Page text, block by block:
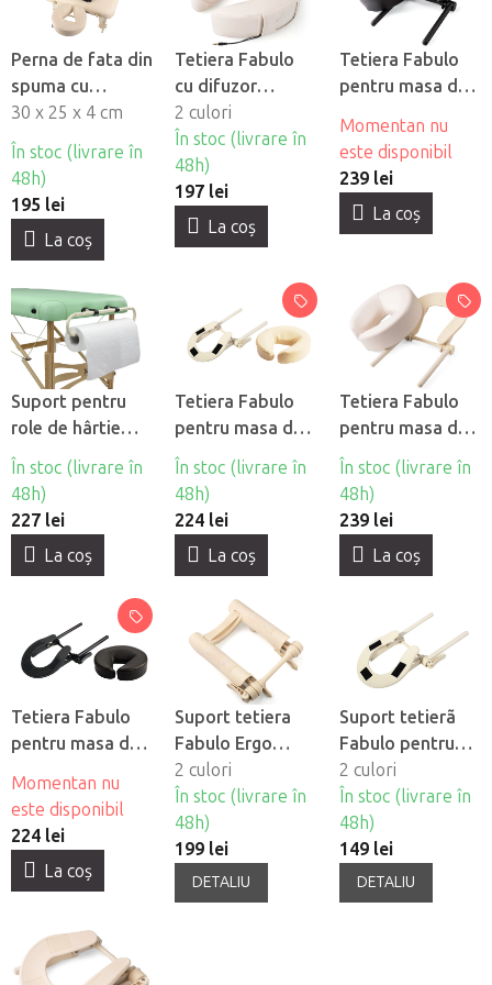
Perna de fata din
spuma cu
memorie
30 x 25 x 4 cm
În stoc (livrare în
48h)
195 lei
La coş
Tetiera Fabulo
cu difuzor
încorporat
2 culori
În stoc (livrare în
48h)
197 lei
La coş
Tetiera Fabulo
pentru masa de
Ergo - negru
Momentan nu
este disponibil
239 lei
La coş
Suport pentru
role de hârtie
HABYS®
În stoc (livrare în
48h)
227 lei
La coş
Tetiera Fabulo
pentru masa de
masaj cu suport -
crema
În stoc (livrare în
48h)
224 lei
La coş
Tetiera Fabulo
pentru masa de
masaj cu suport
Ergo - crema
În stoc (livrare în
48h)
239 lei
La coş
Tetiera Fabulo
pentru masa de
neagra
Momentan nu
este disponibil
224 lei
La coş
Suport tetiera
Fabulo Ergo
Deluxe pentru
masa de masaj
2 culori
În stoc (livrare în
48h)
199 lei
DETALIU
Suport tetierã
Fabulo pentru
masa de masaj
2 culori
În stoc (livrare în
48h)
149 lei
DETALIU